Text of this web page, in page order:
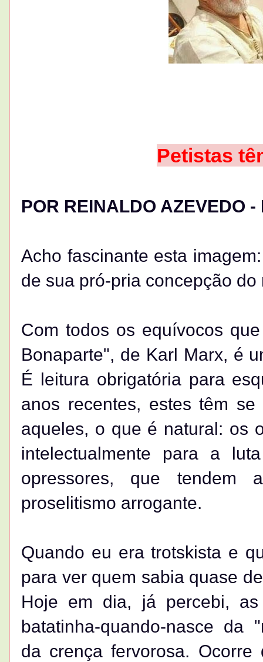
Petistas
POR REINALDO AZEVEDO
Acho fascinante esta
de sua pró-pria concepção do
Com todos os equívocos
Bonaparte", de Karl Marx, é
É leitura obrigatória para
anos recentes, estes têm
aqueles, o que é natural: os
intelectualmente para a
opressores, que tendem
proselitismo arrogante.
Quando eu era trotskista e
para ver quem sabia quase
Hoje em dia, já percebi,
batatinha-quando-nasce da
da crença fervorosa.